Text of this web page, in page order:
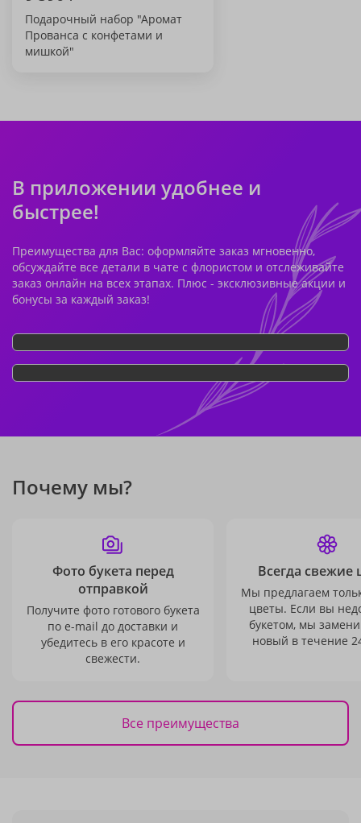
Подарочный набор "Аромат
Прованса с конфетами и
мишкой"
В приложении удобнее и
быстрее!
Преимущества для Вас: оформляйте заказ мгновенно,
обсуждайте все детали в чате с флористом и отслеживайте
заказ онлайн на всех этапах. Плюс - эксклюзивные акции и
бонусы за каждый заказ!
Почему мы?
Фото букета перед
отправкой
Получите фото готового букета
по e-mail до доставки и
убедитесь в его красоте и
свежести.
Всегда свежие
Мы предлагаем
цветы. Если вы
букетом, мы
новый в течение
Все преимущества